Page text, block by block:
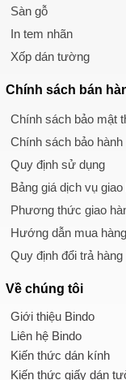
Sàn gỗ
In tem nhãn
Xốp dán tường
Chính sách bán
Chính sách bảo mật
Chính sách bảo hành
Quy định sử dụng
Bảng giá dịch vụ giao
Phương thức giao
Hướng dẫn mua
Quy định đổi trả hàng
Về chúng tôi
Giới thiệu Bindo
Liên hệ Bindo
Kiến thức dán kính
Kiến thức giấy dán